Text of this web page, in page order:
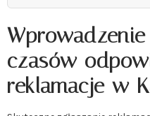
czasów
reklamacje w